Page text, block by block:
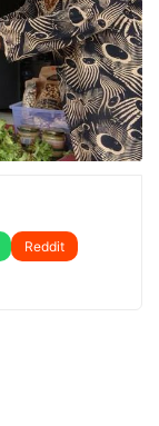
Reddit